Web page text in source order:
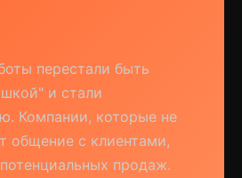
перестали быть
и стали
Компании, которые не
общение с клиентами,
продаж.